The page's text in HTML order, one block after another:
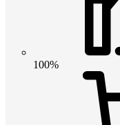
100%